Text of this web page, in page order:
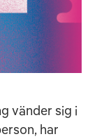
vänder sig i
har